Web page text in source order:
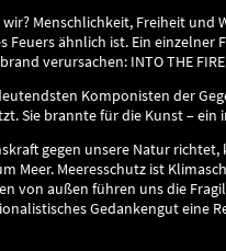
Menschlichkeit, Freiheit
Feuers ähnlich ist. Ein
verursachen: INTO THE
Komponisten der
Sie brannte für die Kunst –
gegen unsere Natur
Meer. Meeresschutz ist
von außen führen uns die
Gedankengut eine